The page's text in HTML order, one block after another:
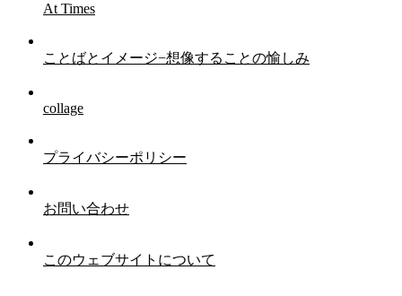
At Times
ことばとイメージ−想像することの愉しみ
collage
プライバシーポリシー
お問い合わせ
このウェブサイトについて